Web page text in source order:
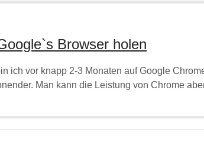
Browser holen
ich vor knapp 2-3 Monaten auf Google
Man kann die Leistung von Chrome